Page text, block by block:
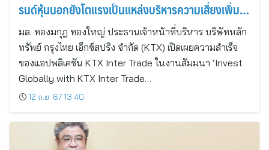
รนด์หุ้นนอกยังโตแรงเป็นแหล่งบริหารความเสี่ยงเพิ่ม
ความมั่งคั่ง
มล. ทองมกุฎ ทองใหญ่ ประธานเจ้าหน้าที่บริหาร บริษัทหลัก
ทรัพย์ กรุงไทย เอ็กซ์สปริง จำกัด (KTX) เปิดเผยความสำเร็จ
ของแอปพลิเคชัน KTX Inter Trade ในงานสัมมนา ‘Invest
Globally with KTX Inter Trade…
12 ก.ย. 67 13:40